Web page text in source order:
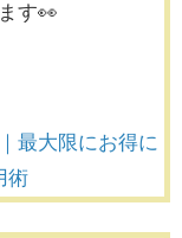
す👀
最大限にお得に
術